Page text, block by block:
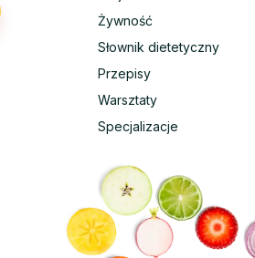
Żywność
Słownik dietetyczny
Przepisy
Warsztaty
Specjalizacje